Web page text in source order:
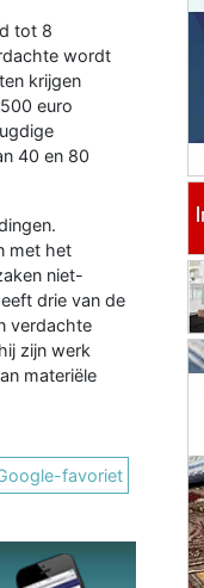
tot 8
wordt
krijgen
euro
40 en 80
met het
niet-
drie van de
verdachte
zijn werk
materiële
favoriet